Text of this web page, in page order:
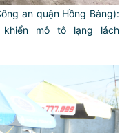
an quận Hồng Bàng):
mô tô lạng lách